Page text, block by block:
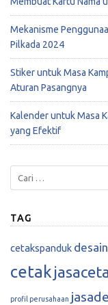
Mekanisme
Pilkada 2024
Stiker untuk Masa
Aturan Pasangnya
Kalender untuk Masa
yang Efektif
TAG
cetakspanduk
cetak
profil perusahaan